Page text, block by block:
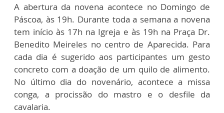
A abertura da novena acontece no Domingo de
Páscoa, às 19h. Durante toda a semana a novena
tem início às 17h na Igreja e às 19h na Praça Dr.
Benedito Meireles no centro de Aparecida. Para
cada dia é sugerido aos participantes um gesto
concreto com a doação de um quilo de alimento.
No último dia do novenário, acontece a missa
conga, a procissão do mastro e o desfile da
cavalaria.